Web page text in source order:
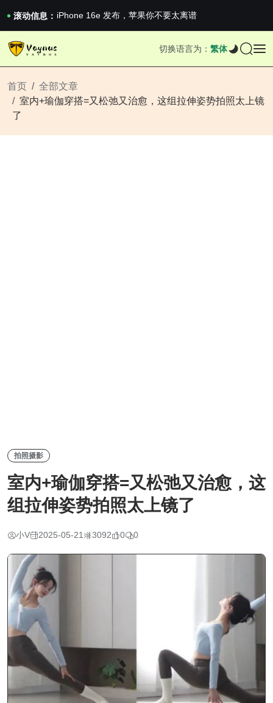
滚动信息： 2026澳网男单收官：全满贯对上全满亚，德约...
《巅峰守卫 Highguard》正式上线，官...
iPhone 16e 发布，苹果你不要太离谱
iPhone 16e 发布，苹果你不要太离谱
切换语言为： 繁体
首页
全部文章
室内+瑜伽穿搭=又松弛又治愈，这组拉伸姿势拍照太上镜
了
拍照摄影
室内+瑜伽穿搭=又松弛又治愈，这
组拉伸姿势拍照太上镜了
小V 2025-05-21 3092 0 0